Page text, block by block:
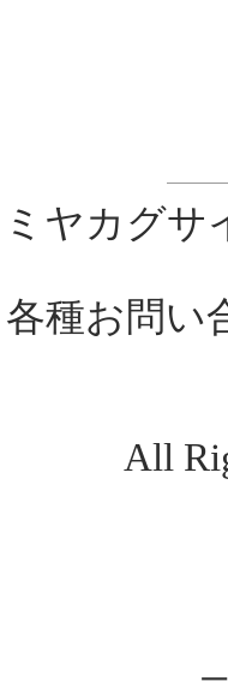
ミヤカグサ
各種お問い
All